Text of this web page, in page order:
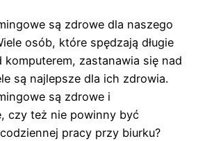
są zdrowe dla naszego
osób, które spędzają długie
zastanawia się nad
są najlepsze dla ich zdrowia.
są zdrowe i
czy też nie powinny być
pracy przy biurku?